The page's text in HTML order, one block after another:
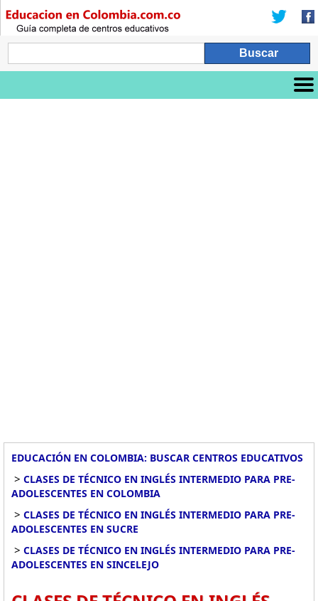
EDUCACIÓN EN COLOMBIA: BUSCAR CENTROS EDUCATIVOS
> CLASES DE TÉCNICO EN INGLÉS INTERMEDIO PARA PRE-
ADOLESCENTES EN COLOMBIA
> CLASES DE TÉCNICO EN INGLÉS INTERMEDIO PARA PRE-
ADOLESCENTES EN SUCRE
> CLASES DE TÉCNICO EN INGLÉS INTERMEDIO PARA PRE-
ADOLESCENTES EN SINCELEJO